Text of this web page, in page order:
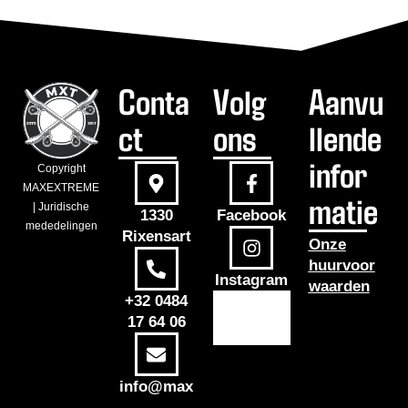
Copyright
MAXEXTREME
| Juridische
mededelingen
Conta
ct
1330
Rixensart
+32 0484
17 64 06
info@max
Volg
ons
Facebook
Instagram
Aanvu
llende
infor
matie
Onze
huurvoor
waarden